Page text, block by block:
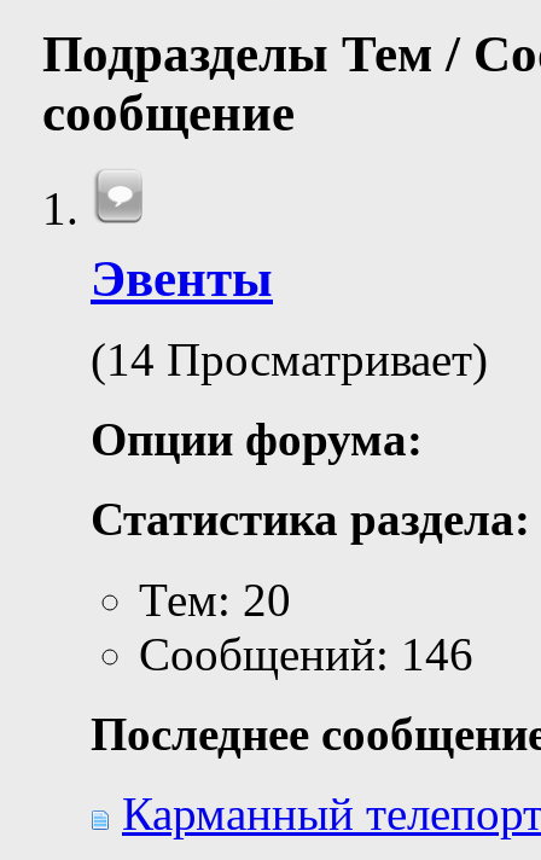
Подразделы Тем /
сообщение
Эвенты
(14 Просматривает)
Опции форума:
Статистика раздела:
Тем: 20
Сообщений: 146
Последнее
Карманный